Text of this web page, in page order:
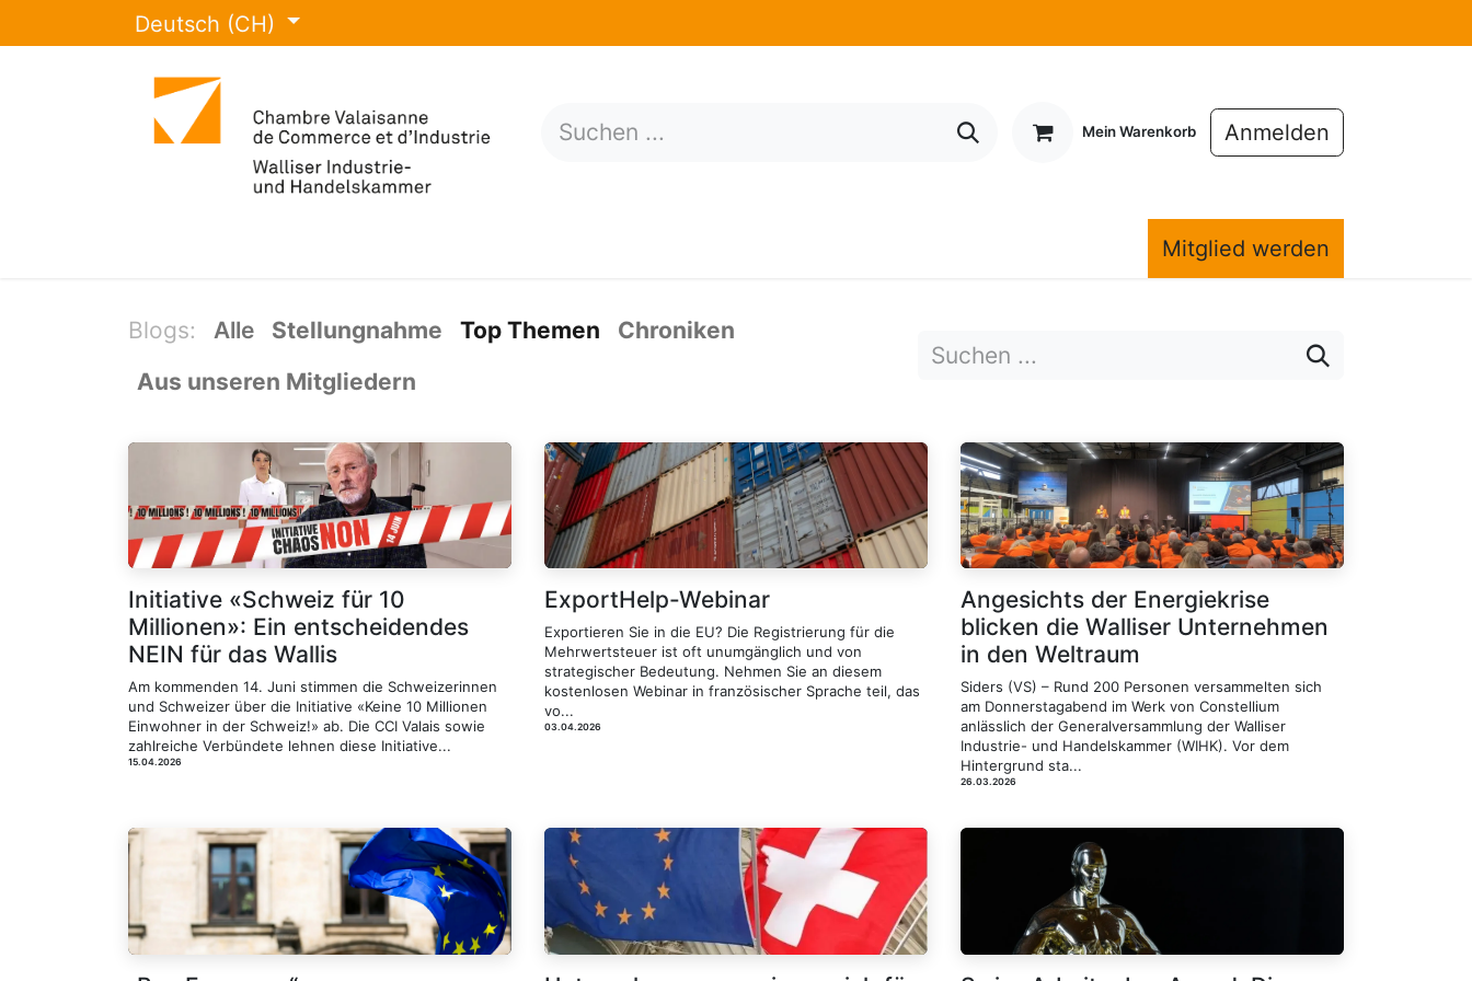
Deutsch (CH)
Mein Warenkorb Anmelden
Mitglied werden
Blogs: Alle Stellungnahme Top Themen
Chroniken
Aus unseren Mitgliedern
Initiative «Schweiz für 10
Millionen»: Ein entscheidendes
NEIN für das Wallis
Am kommenden 14. Juni stimmen die Schweizerinnen
und Schweizer über die Initiative «Keine 10 Millionen
Einwohner in der Schweiz!» ab. Die CCI Valais sowie
zahlreiche Verbündete lehnen diese Initiative...
15.04.2026
ExportHelp-Webinar
Exportieren Sie in die EU? Die Registrierung für die
Mehrwertsteuer ist oft unumgänglich und von
strategischer Bedeutung. Nehmen Sie an diesem
kostenlosen Webinar in französischer Sprache teil, das
vo...
03.04.2026
Angesichts der Energiekrise
blicken die Walliser Unternehmen
in den Weltraum
Siders (VS) – Rund 200 Personen versammelten sich
am Donnerstagabend im Werk von Constellium
anlässlich der Generalversammlung der Walliser
Industrie- und Handelskammer (WIHK). Vor dem
Hintergrund sta...
26.03.2026